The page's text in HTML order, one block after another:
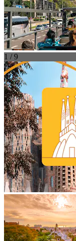
1 / 9